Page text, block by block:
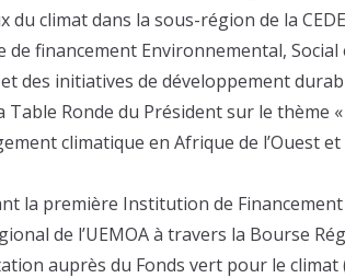
climat dans la sous-région de la
financement Environnemental,
des initiatives de développement
Ronde du Président sur le thème
climatique en Afrique de l’Ouest
la première Institution de
de l’UEMOA à travers la Bourse
auprès du Fonds vert pour le climat